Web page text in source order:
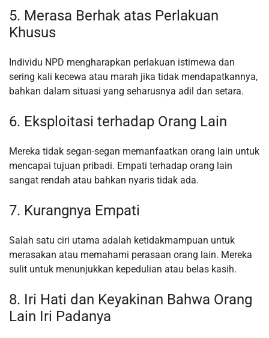
5. Merasa Berhak atas Perlakuan
Khusus
Individu NPD mengharapkan perlakuan istimewa dan
sering kali kecewa atau marah jika tidak mendapatkannya,
bahkan dalam situasi yang seharusnya adil dan setara.
6. Eksploitasi terhadap Orang Lain
Mereka tidak segan-segan memanfaatkan orang lain untuk
mencapai tujuan pribadi. Empati terhadap orang lain
sangat rendah atau bahkan nyaris tidak ada.
7. Kurangnya Empati
Salah satu ciri utama adalah ketidakmampuan untuk
merasakan atau memahami perasaan orang lain. Mereka
sulit untuk menunjukkan kepedulian atau belas kasih.
8. Iri Hati dan Keyakinan Bahwa Orang
Lain Iri Padanya